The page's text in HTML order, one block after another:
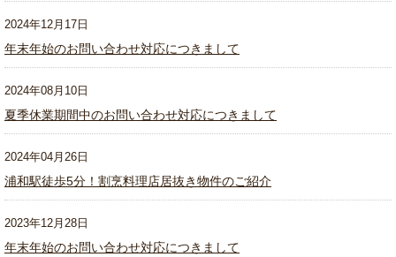
2024年12月17日
年末年始のお問い合わせ対応につきまして
2024年08月10日
夏季休業期間中のお問い合わせ対応につきまして
2024年04月26日
浦和駅徒歩5分！割烹料理店居抜き物件のご紹介
2023年12月28日
年末年始のお問い合わせ対応につきまして